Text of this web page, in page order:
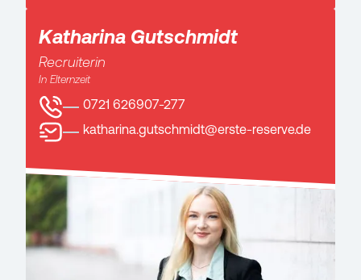
Katharina Gutschmidt
Recruiterin
In Elternzeit
0721 626907-277
katharina.gutschmidt@erste-reserve.de